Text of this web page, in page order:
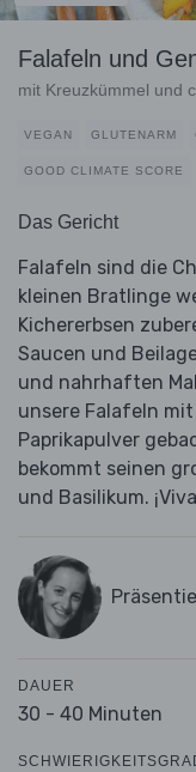
Falafeln und
mit Kreuzkümmel und
VEGAN GLUTENARM
GOOD CLIMATE SCORE
Das Gericht
Falafeln sind die
kleinen Bratlinge
Kichererbsen
Saucen und
und nahrhaften
unsere Falafeln
Paprikapulver
bekommt seinen
und Basilikum.
DAUER
30 - 40 Minuten